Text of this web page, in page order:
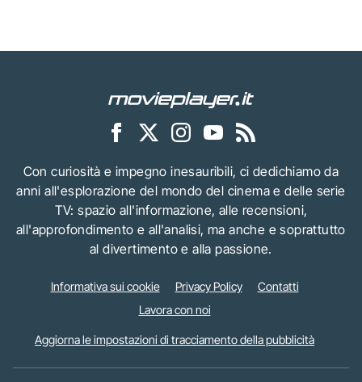
Con curiosità e impegno inesauribili, ci dedichiamo da
anni all'esplorazione del mondo del cinema e delle serie
TV: spazio all'informazione, alle recensioni,
all'approfondimento e all'analisi, ma anche e soprattutto
al divertimento e alla passione.
Informativa sui cookie Privacy Policy
Contatti
Lavora con noi
Aggiorna le impostazioni di tracciamento della pubblicità